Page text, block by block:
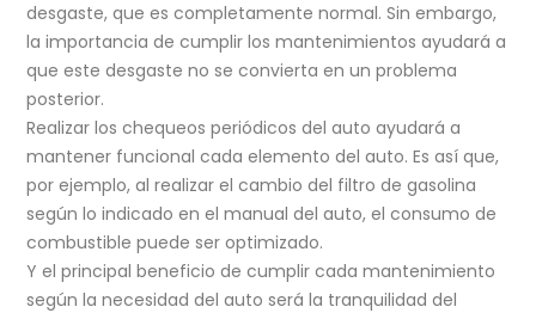
desgaste, que es completamente normal. Sin embargo,
la importancia de cumplir los mantenimientos ayudará a
que este desgaste no se convierta en un problema
posterior.
Realizar los chequeos periódicos del auto ayudará a
mantener funcional cada elemento del auto. Es así que,
por ejemplo, al realizar el cambio del filtro de gasolina
según lo indicado en el manual del auto, el consumo de
combustible puede ser optimizado.
Y el principal beneficio de cumplir cada mantenimiento
según la necesidad del auto será la tranquilidad del